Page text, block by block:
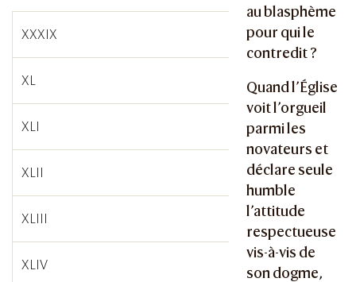
au blasphème
pour qui le
contredit ?
Quand l’Église
voit l’orgueil
parmi les
novateurs et
déclare seule
humble
l’attitude
respectueuse
vis-à-vis de
son dogme,
XXXIX
XL
XLI
XLII
XLIII
XLIV